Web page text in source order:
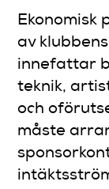
Ekonomisk
av
innefattar
teknik,
och
måste